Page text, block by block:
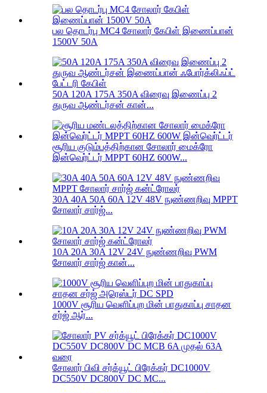
பல தொடர்பு MC4 சோலார் கேபிள் இணைப்பான்
1500V 50A
50A 120A 175A 350A விரைவு இணைப்பு 2
துருவ ஆண்டர்சன் கான்...
சூரிய குடும்பத்திற்கான சோலார் மைக்ரோ
இன்வெர்ட்டர் MPPT 60HZ 600W...
30A 40A 50A 60A 12V 48V நுண்ணறிவு MPPT
சோலார் சார்ஜ்...
10A 20A 30A 12V 24V நுண்ணறிவு PWM
சோலார் சார்ஜ் கான்...
1000V சூரிய வெளிப்புற மின் பாதுகாப்பு சாதன
சர்ஜ் ஆர்...
சோலார் பிவி சர்க்யூட் பிரேக்கர் DC1000V
DC550V DC800V DC MC...